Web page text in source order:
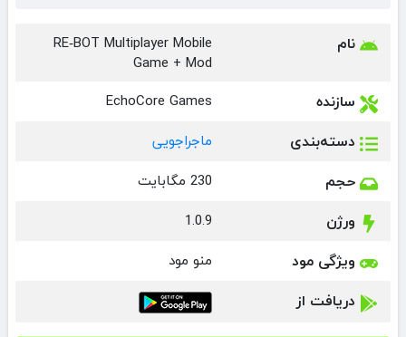
نام
RE‑BOT Multiplayer Mobile
Game + Mod
سازنده EchoCore Games
دسته‌بندی ماجراجویی
حجم 230 مگابایت
ورژن 1.0.9
ویژگی مود منو مود
دریافت از